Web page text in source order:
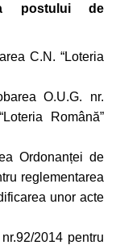
postului de
C.N. “Loteria
O.U.G. nr.
Română”
Ordonanței de
reglementarea
unor acte
2014 pentru